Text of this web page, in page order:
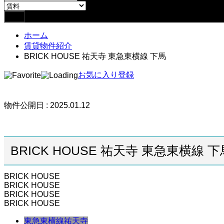
ホーム
賃貸物件紹介
BRICK HOUSE 祐天寺 東急東横線 下馬
お気に入り登録
物件公開日 : 2025.01.12
BRICK HOUSE 祐天寺 東急東横線 下
BRICK HOUSE
BRICK HOUSE
BRICK HOUSE
BRICK HOUSE
東急東横線祐天寺